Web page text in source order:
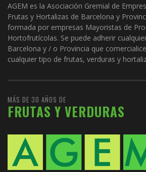
AGEM es la Asociación Gremial de
Frutas y Hortalizas de Barcelona y
formada por empresas Mayoristas de
Hortofrutícolas. Se puede adherir
Barcelona y / o Provincia que
cualquier tipo de frutas, verduras y
MÁS DE 30 AÑOS DE
FRUTAS Y VERDURAS